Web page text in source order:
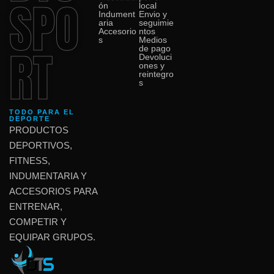
SPO
RT
TODO PARA EL
DEPORTE
PRODUCTOS
DEPORTIVOS,
FITNESS,
INDUMENTARIA Y
ACCESORIOS PARA
ENTRENAR,
COMPETIR Y
EQUIPAR GRUPOS.
ón
Indument
aria
Accesorio
s
local
Envio y
seguimie
ntos
Medios
de pago
Devoluci
ones y
reintegro
s